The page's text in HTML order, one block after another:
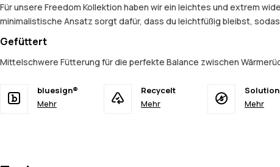
Für unsere Freedom Kollektion haben wir ein leichtes und extrem
minimalistische Ansatz sorgt dafür, dass du leichtfüßig bleibst,
Gefüttert
Mittelschwere Fütterung für die perfekte Balance zwischen
bluesign®
Mehr
Recycelt
Mehr
Solution
Mehr